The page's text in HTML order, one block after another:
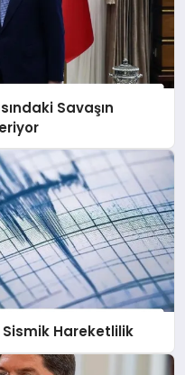
Savaşın
Sismik Hareketlilik